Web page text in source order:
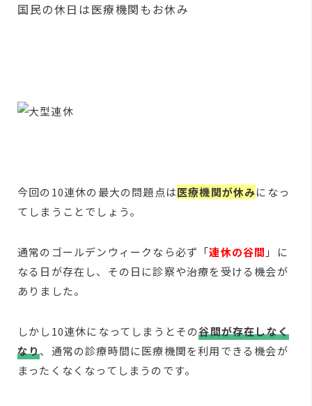
国民の休日は医療機関もお休み
今回の10連休の最大の問題点は医療機関が休みになっ
てしまうことでしょう。
通常のゴールデンウィークなら必ず「連休の谷間 」に
なる日が存在し、その日に診察や治療を受ける機会が
ありました。
しかし10連休になってしまうとその谷間が存在しなく
なり、通常の診療時間に医療機関を利用できる機会が
まったくなくなってしまうのです。